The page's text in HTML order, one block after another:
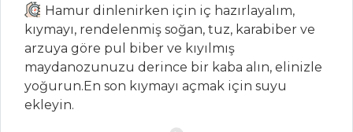
Parmesan Kasesi
Ve Fener Carpaccio
Somonlu
Yumurta
Asma Yaprağında
Hamur dinlenirken için iç hazırlayalım,
kıymayı, rendelenmiş soğan, tuz, karabiber ve
arzuya göre pul biber ve kıyılmış
maydanozunuzu derince bir kaba alın, elinizle
yoğurun.En son kıymayı açmak için suyu
ekleyin.